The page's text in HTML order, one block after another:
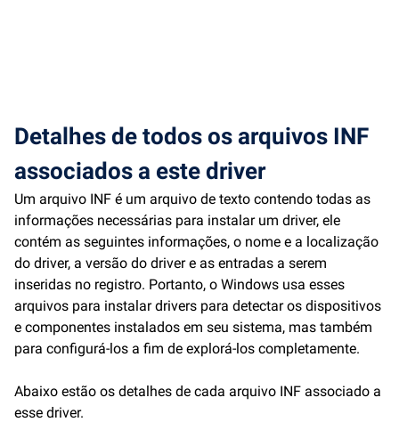
Detalhes de todos os arquivos INF
associados a este driver
Um arquivo INF é um arquivo de texto contendo todas as
informações necessárias para instalar um driver, ele
contém as seguintes informações, o nome e a localização
do driver, a versão do driver e as entradas a serem
inseridas no registro. Portanto, o Windows usa esses
arquivos para instalar drivers para detectar os dispositivos
e componentes instalados em seu sistema, mas também
para configurá-los a fim de explorá-los completamente.
Abaixo estão os detalhes de cada arquivo INF associado a
esse driver.